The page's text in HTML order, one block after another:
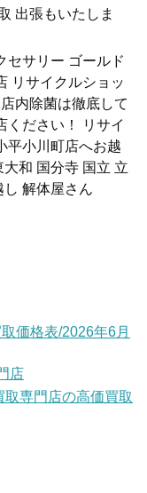
出張もいたしま
セサリー ゴールド
リサイクルショッ
内除菌は徹底して
ください！ リサイ
平小川町店へお越
和 国分寺 国立 立
し 解体屋さん
価格表/2026年6月
店
専門店の高価買取